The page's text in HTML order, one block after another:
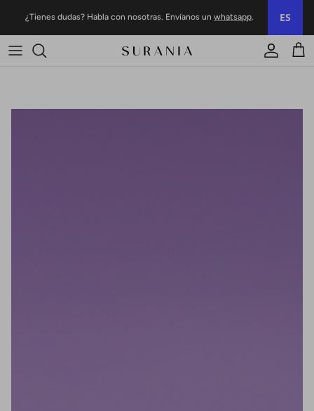
¿Tienes dudas? Habla con nosotras. Envíanos un whatsapp. ES
Cuenta